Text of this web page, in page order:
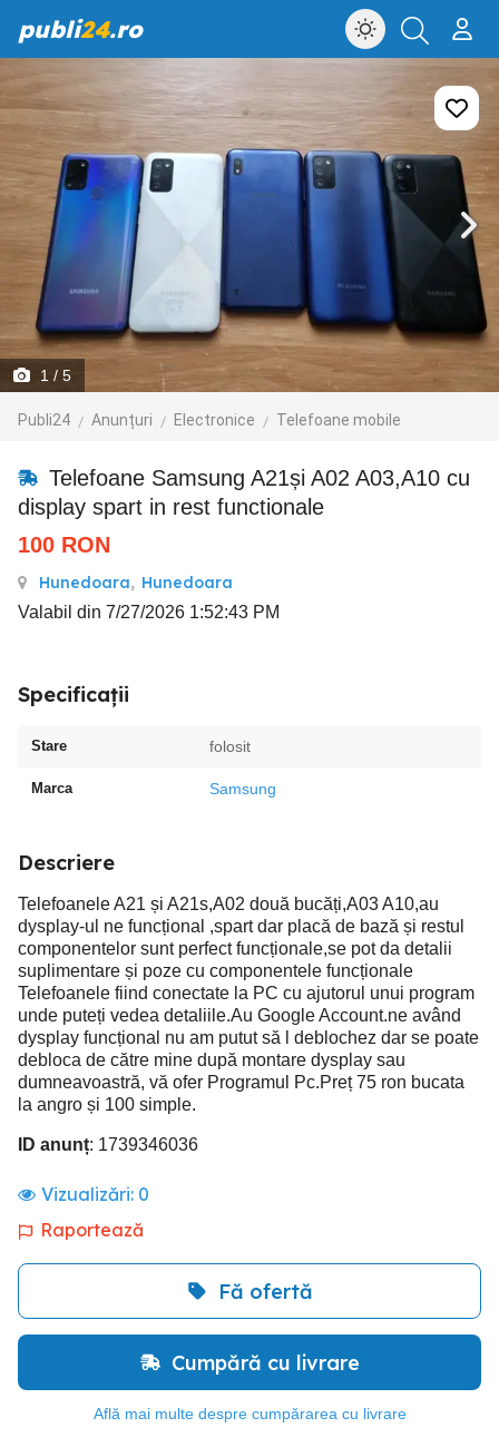
publi24.ro
1 / 5
Publi24 Anunțuri Electronice Telefoane mobile
Telefoane Samsung A21și A02 A03,A10 cu
display spart in rest functionale
100 RON
Hunedoara, Hunedoara
Valabil din 7/27/2026 1:52:43 PM
Specificații
Stare folosit
Marca Samsung
Descriere
Telefoanele A21 și A21s,A02 două bucăți,A03 A10,au
dysplay-ul ne funcțional ,spart dar placă de bază și restul
componentelor sunt perfect funcționale,se pot da detalii
suplimentare și poze cu componentele funcționale
Telefoanele fiind conectate la PC cu ajutorul unui program
unde puteți vedea detaliile.Au Google Account.ne având
dysplay funcțional nu am putut să l deblochez dar se poate
debloca de către mine după montare dysplay sau
dumneavoastră, vă ofer Programul Pc.Preț 75 ron bucata
la angro și 100 simple.
ID anunț: 1739346036
Vizualizări: 0
Raportează
Fă ofertă
Cumpără cu livrare
Află mai multe despre cumpărarea cu livrare